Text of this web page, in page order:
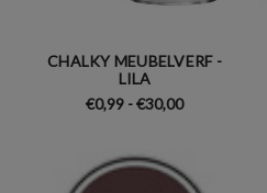
CHALKY MEUBELVERF -
LILA
€0,99 - €30,00